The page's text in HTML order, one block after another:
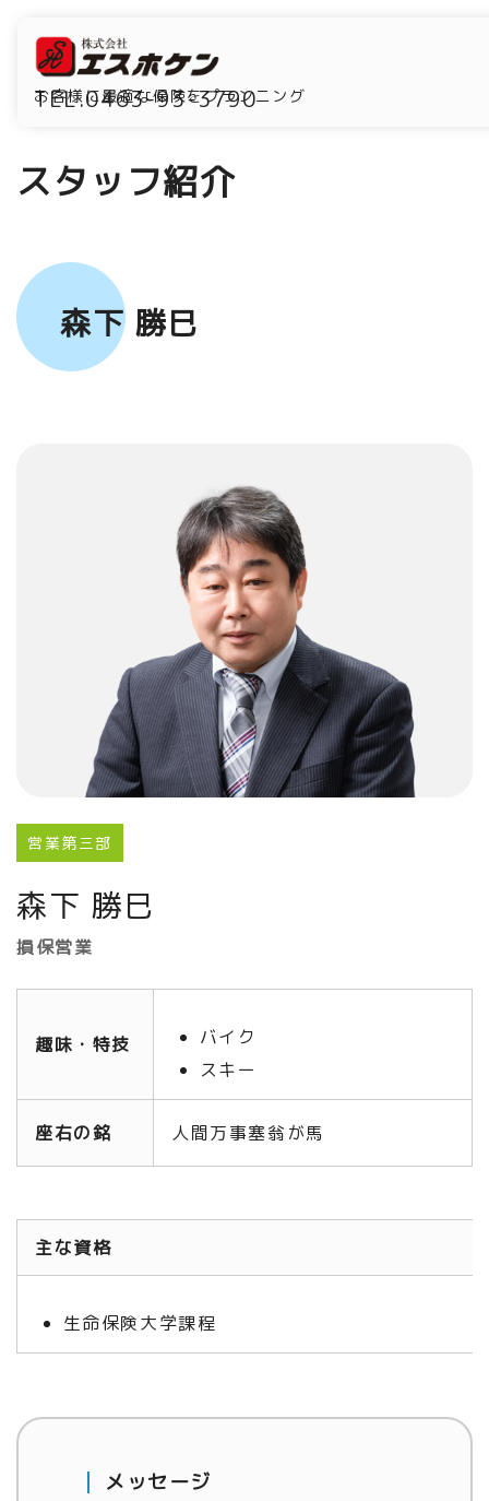
お客様に最適な保険をプランニング
TEL.0463-93-3790
スタッフ紹介
森下 勝巳
森下 勝巳
損保営業
営業第三部
趣味・特技
バイク
スキー
座右の銘 人間万事塞翁が馬
主な資格
生命保険大学課程
メッセージ